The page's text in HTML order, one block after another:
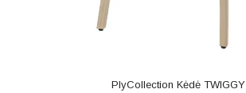
PlyCollection Kėdė TWIGGY